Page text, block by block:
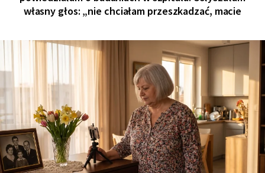
własny głos: „nie chciałam przeszkadzać, macie